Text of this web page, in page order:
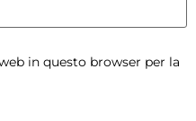
in questo browser per la